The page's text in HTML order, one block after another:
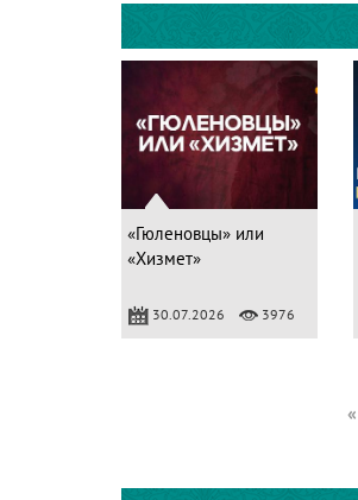
«Гюленовцы» или
«Хизмет»
30.07.2026 3976
«